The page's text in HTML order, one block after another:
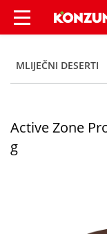
MLIJEČNI DESERTI
Active Zone
g